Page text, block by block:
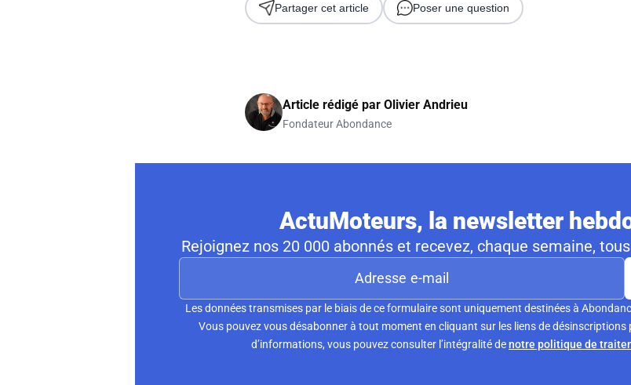
Partager cet article Poser une question
Article rédigé par Olivier Andrieu
Fondateur Abondance
ActuMoteurs, la newsletter
Rejoignez nos 20 000 abonnés et recevez, chaque semaine,
Les données transmises par le biais de ce formulaire sont uniquement destinées à
Vous pouvez vous désabonner à tout moment en cliquant sur les liens de
d’informations, vous pouvez consulter l’intégralité denotre politique de